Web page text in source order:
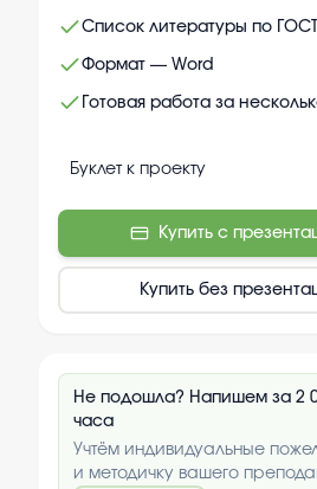
Список литературы по
Формат — Word
Готовая работа за
Буклет к проекту
Купить с
Купить без
Не подошла? Напишем за 2
часа
Учтём индивидуальные
и методичку вашего